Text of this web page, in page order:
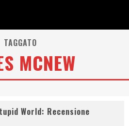
TAGGATO
MCNEW
World: Recensione